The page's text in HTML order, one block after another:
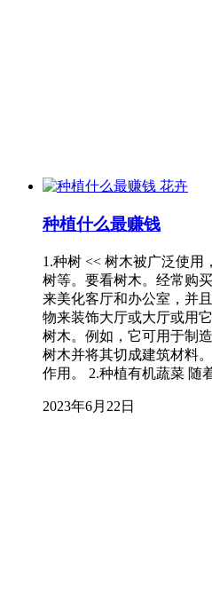
花卉
种植什么最赚钱
1.种树 << 树木被广泛使
树等。要看树木。经常购
来美化客厅和办公室，并
物来装饰大厅或大厅或用
树木。例如，它可用于制
树木并将其切成建筑材料
作用。 2.种植有机蔬菜
2023年6月22日